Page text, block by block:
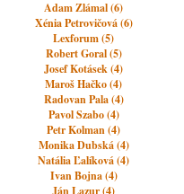
Adam Zlámal (6)
Xénia Petrovičová (6)
Lexforum (5)
Robert Goral (5)
Josef Kotásek (4)
Maroš Hačko (4)
Radovan Pala (4)
Pavol Szabo (4)
Petr Kolman (4)
Monika Dubská (4)
Natália Ľalíková (4)
Ivan Bojna (4)
Ján Lazur (4)